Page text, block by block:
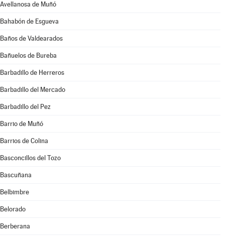
Avellanosa de Muñó
Bahabón de Esgueva
Baños de Valdearados
Bañuelos de Bureba
Barbadillo de Herreros
Barbadillo del Mercado
Barbadillo del Pez
Barrio de Muñó
Barrios de Colina
Basconcillos del Tozo
Bascuñana
Belbimbre
Belorado
Berberana